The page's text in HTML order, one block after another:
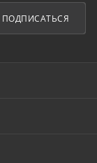
ПОДПИСАТЬСЯ